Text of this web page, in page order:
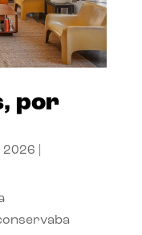
por
2026